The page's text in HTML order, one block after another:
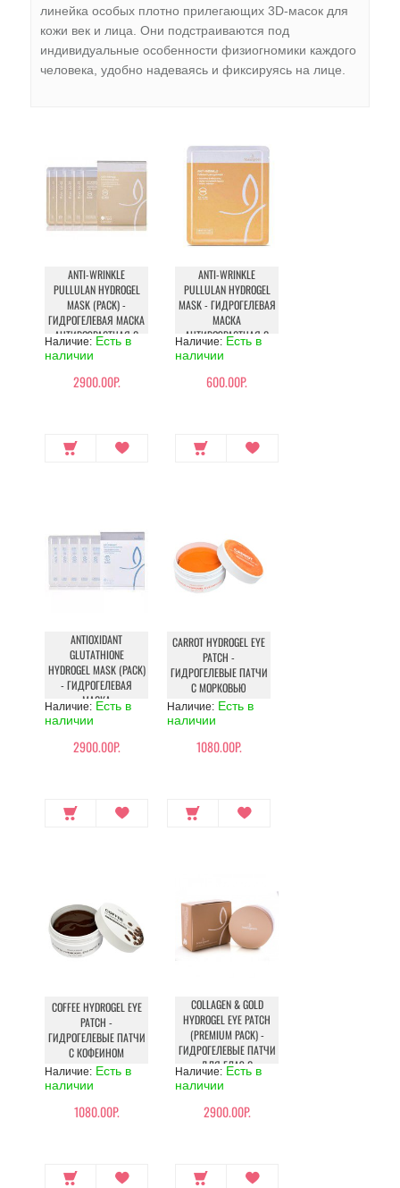
линейка особых плотно прилегающих 3D-масок для
кожи век и лица. Они подстраиваются под
индивидуальные особенности физиогномики каждого
человека, удобно надеваясь и фиксируясь на лице.
ANTI-WRINKLE
PULLULAN HYDROGEL
MASK (PACK) -
ГИДРОГЕЛЕВАЯ МАСКА
АНТИВОЗРАСТНАЯ С
ПУЛЛУЛАНОМ
Наличие: Есть в
наличии
2900.00Р.
ANTI-WRINKLE
PULLULAN HYDROGEL
MASK - ГИДРОГЕЛЕВАЯ
МАСКА
АНТИВОЗРАСТНАЯ С
ПУЛЛУЛАНОМ
Наличие: Есть в
наличии
600.00Р.
ANTIOXIDANT
GLUTATHIONE
HYDROGEL MASK (PACK)
- ГИДРОГЕЛЕВАЯ
МАСКА
АНТИОКСИДАНТНАЯ С
Наличие: Есть в
наличии
2900.00Р.
CARROT HYDROGEL EYE
PATCH -
ГИДРОГЕЛЕВЫЕ ПАТЧИ
С МОРКОВЬЮ
Наличие: Есть в
наличии
1080.00Р.
COFFEE HYDROGEL EYE
PATCH -
ГИДРОГЕЛЕВЫЕ ПАТЧИ
С КОФЕИНОМ
Наличие: Есть в
наличии
1080.00Р.
COLLAGEN & GOLD
HYDROGEL EYE PATCH
(PREMIUM PACK) -
ГИДРОГЕЛЕВЫЕ ПАТЧИ
ДЛЯ ГЛАЗ C
КОЛЛАГЕНОМ И
ЗОЛОТОМ
Наличие: Есть в
наличии
2900.00Р.